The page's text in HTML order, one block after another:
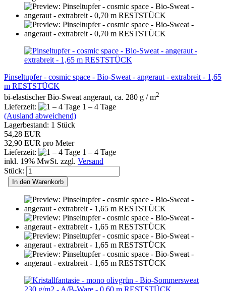
Pinseltupfer - cosmic space - Bio-Sweat - angeraut - extrabreit - 1,65
m RESTSTÜCK
bi-elastischer Bio-Sweat angeraut, ca. 280 g / m2
Lieferzeit:
1 – 4 Tage
(Ausland abweichend)
Lagerbestand: 1 Stück
54,28 EUR
32,90 EUR pro Meter
Lieferzeit:
1 – 4 Tage
inkl. 19% MwSt. zzgl. Versand
Stück:
In den Warenkorb